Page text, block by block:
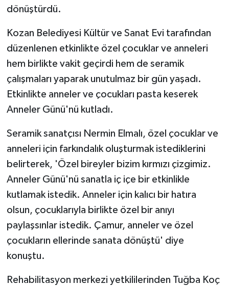
dönüştürdü.
Kozan Belediyesi Kültür ve Sanat Evi tarafından
düzenlenen etkinlikte özel çocuklar ve anneleri
hem birlikte vakit geçirdi hem de seramik
çalışmaları yaparak unutulmaz bir gün yaşadı.
Etkinlikte anneler ve çocukları pasta keserek
Anneler Günü'nü kutladı.
Seramik sanatçısı Nermin Elmalı, özel çocuklar ve
anneleri için farkındalık oluşturmak istediklerini
belirterek, 'Özel bireyler bizim kırmızı çizgimiz.
Anneler Günü'nü sanatla iç içe bir etkinlikle
kutlamak istedik. Anneler için kalıcı bir hatıra
olsun, çocuklarıyla birlikte özel bir anıyı
paylaşsınlar istedik. Çamur, anneler ve özel
çocukların ellerinde sanata dönüştü' diye
konuştu.
Rehabilitasyon merkezi yetkililerinden Tuğba Koç
GÜNDEM
Güvenlik
İNSAN
İş Dünyası
Jandarma
Kadın
MAGAZİN
Otomobil